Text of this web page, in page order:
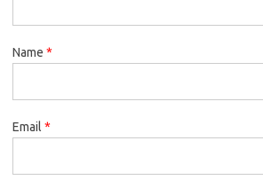
Name *
Email *